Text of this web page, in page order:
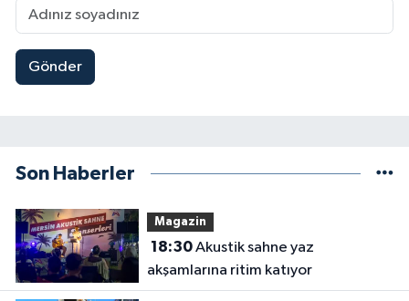
Gönder
Son Haberler
Magazin
18:30Akustik sahne yaz
akşamlarına ritim katıyor